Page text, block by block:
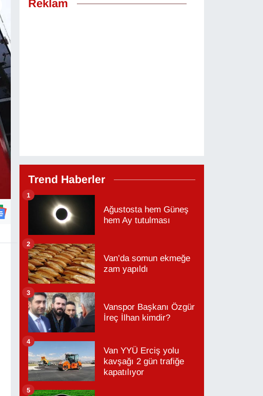
Reklam
Trend Haberler
Ağustosta hem Güneş
hem Ay tutulması
1
Van’da somun ekmeğe
zam yapıldı
2
Vanspor Başkanı Özgür
İreç İlhan kimdir?
3
Van YYÜ Erciş yolu
kavşağı 2 gün trafiğe
kapatılıyor
4
5